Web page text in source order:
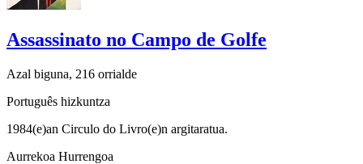
Assassinato no Campo de Golfe
Azal biguna, 216 orrialde
Português hizkuntza
1984(e)an Circulo do Livro(e)n argitaratua.
Aurrekoa Hurrengoa